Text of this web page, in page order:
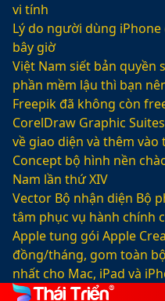
vi tính
Lý do người dùng iPhone
bây giờ
Việt Nam siết bản quyền
phần mềm lậu thì bạn
Freepik đã không còn
CorelDraw Graphic
về giao diện và thêm vào
Concept bộ hình nền
Nam lần thứ XIV
Vector Bộ nhận diện Bộ
tâm phục vụ hành chính
Apple tung gói Apple
đồng/tháng, gom toàn
nhất cho Mac, iPad và
Facebook
X
LinkedIn
YouTube
Google
Sidebar
Switch